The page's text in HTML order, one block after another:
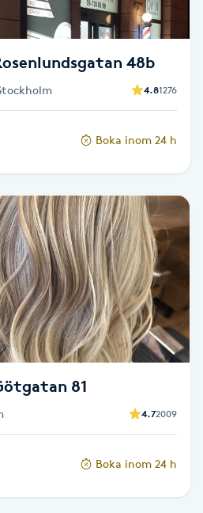
48b
4.81276
Boka inom 24 h
Baresso Götgatan 81
4.72009
Boka inom 24 h